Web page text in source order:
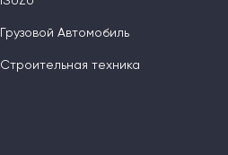
Грузовой Автомобиль
Строительная техника